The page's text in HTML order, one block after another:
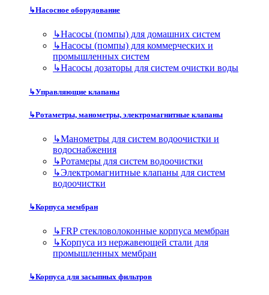
↳Насосное оборудование
↳Насосы (помпы) для домашних систем
↳Насосы (помпы) для коммерческих и
промышленных систем
↳Насосы дозаторы для систем очистки воды
↳Управляющие клапаны
↳Ротаметры, манометры, электромагнитные клапаны
↳Манометры для систем водоочистки и
водоснабжения
↳Ротамеры для систем водоочистки
↳Электромагнитные клапаны для систем
водоочистки
↳Корпуса мембран
↳FRP стекловолоконные корпуса мембран
↳Корпуса из нержавеющей стали для
промышленных мембран
↳Корпуса для засыпных фильтров